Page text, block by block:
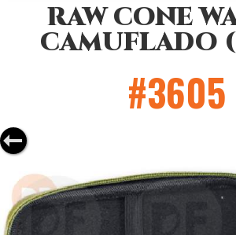
RAW CONE
CAMUFLADO
#3605